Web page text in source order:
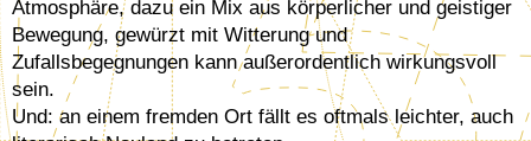
Atmosphäre, dazu ein Mix aus körperlicher und geistiger
Bewegung, gewürzt mit Witterung und
Zufallsbegegnungen kann außerordentlich wirkungsvoll
sein.
Und: an einem fremden Ort fällt es oftmals leichter, auch